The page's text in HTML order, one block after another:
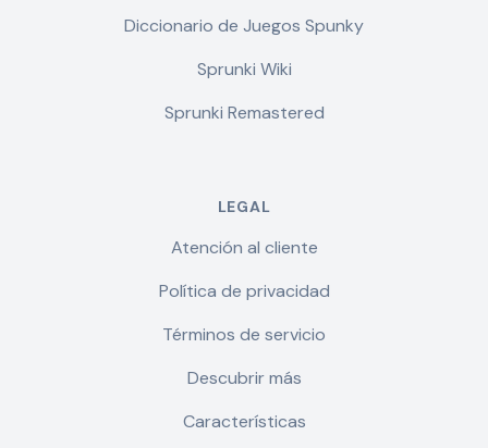
Diccionario de Juegos Spunky
Sprunki Wiki
Sprunki Remastered
LEGAL
Atención al cliente
Política de privacidad
Términos de servicio
Descubrir más
Características